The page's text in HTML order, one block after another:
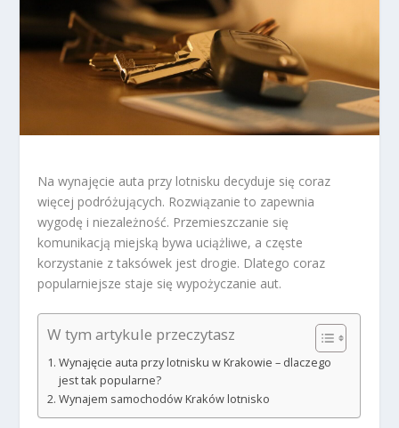
Na wynajęcie auta przy lotnisku decyduje się coraz
więcej podróżujących. Rozwiązanie to zapewnia
wygodę i niezależność. Przemieszczanie się
komunikacją miejską bywa uciążliwe, a częste
korzystanie z taksówek jest drogie. Dlatego coraz
popularniejsze staje się wypożyczanie aut.
W tym artykule przeczytasz
Wynajęcie auta przy lotnisku w Krakowie – dlaczego
jest tak popularne?
Wynajem samochodów Kraków lotnisko